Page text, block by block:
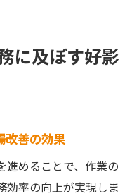
に及ぼす好影
改善の効果
進めることで、作業の
効率の向上が実現しま